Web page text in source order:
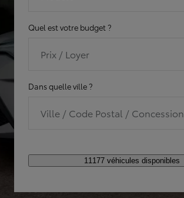
Quel est votre budget ?
Prix / Loyer
Dans quelle ville ?
Ville / Code Postal / Concession
11177 véhicules disponibles